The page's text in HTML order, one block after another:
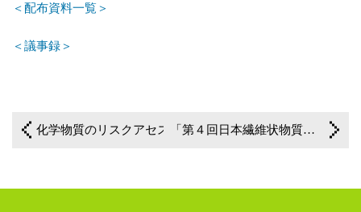
＜配布資料一覧＞
＜議事録＞
化学物質のリスクアセスメントに対応した測定機器▼ 「第４回日本繊維状物質研究学術集会」展示及びメーカープレゼンテイションのご案内
一覧に戻る